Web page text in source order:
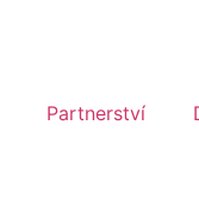
Partnerství